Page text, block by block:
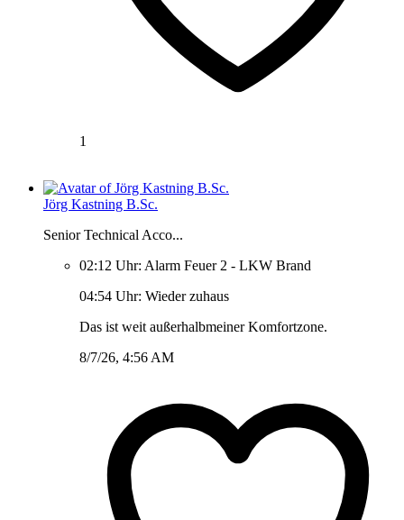
1
Jörg Kastning B.Sc.
Senior Technical Acco...
02:12 Uhr: Alarm Feuer 2 - LKW Brand
04:54 Uhr: Wieder zuhaus
Das ist weit außerhalbmeiner Komfortzone.
8/7/26, 4:56 AM